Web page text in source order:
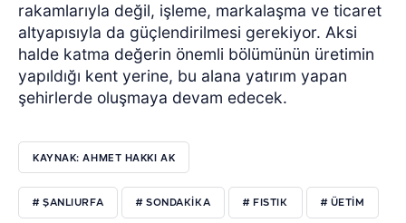
rakamlarıyla değil, işleme, markalaşma ve ticaret
altyapısıyla da güçlendirilmesi gerekiyor. Aksi
halde katma değerin önemli bölümünün üretimin
yapıldığı kent yerine, bu alana yatırım yapan
şehirlerde oluşmaya devam edecek.
KAYNAK: AHMET HAKKI AK
# ŞANLIURFA # SONDAKIKA # FISTIK # ÜETIM